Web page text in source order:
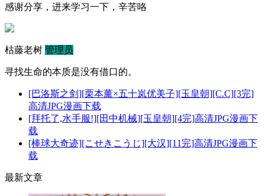
感谢分享，进来学习一下，辛苦咯
枯藤老树 管理员
寻找生命的本质是没有借口的。
[巴洛斯之剑][栗本薰×五十岚优美子][玉皇朝][C.C][3完]
高清JPG漫画下载
[拜托了,水手服!][田中机械][玉皇朝][4完]高清JPG漫画下
载
[棒球大奇迹][こせきこうじ][大汉][11完]高清JPG漫画下
载
最新文章